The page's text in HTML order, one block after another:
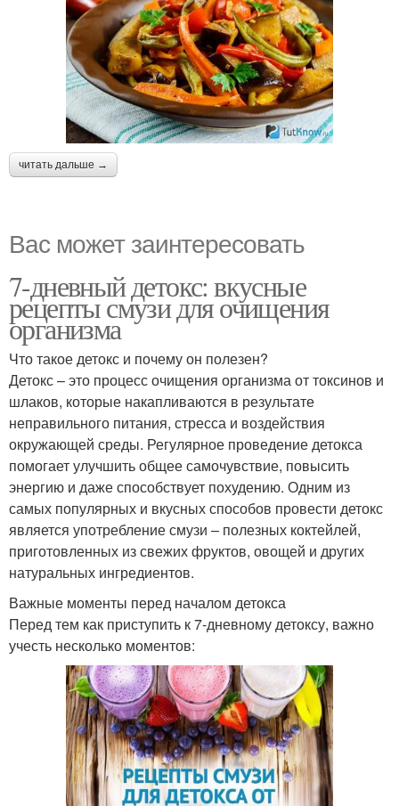
читать дальше →
Вас может заинтересовать
7-дневный детокс: вкусные
рецепты смузи для очищения
организма
Что такое детокс и почему он полезен?
Детокс – это процесс очищения организма от токсинов и
шлаков, которые накапливаются в результате
неправильного питания, стресса и воздействия
окружающей среды. Регулярное проведение детокса
помогает улучшить общее самочувствие, повысить
энергию и даже способствует похудению. Одним из
самых популярных и вкусных способов провести детокс
является употребление смузи – полезных коктейлей,
приготовленных из свежих фруктов, овощей и других
натуральных ингредиентов.
Важные моменты перед началом детокса
Перед тем как приступить к 7-дневному детоксу, важно
учесть несколько моментов: